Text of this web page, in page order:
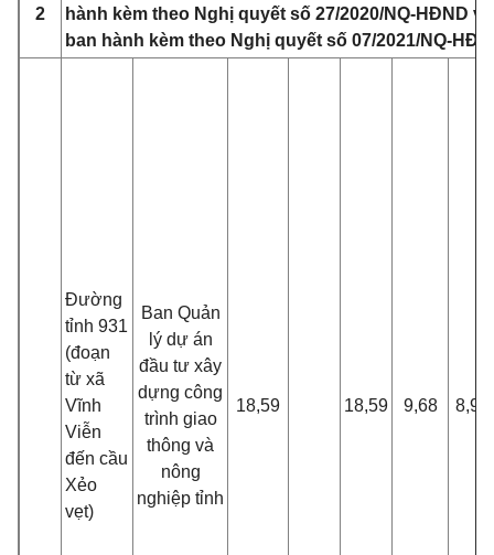
2
hành kèm theo Nghị quyết số 27/2020/NQ-HĐND
ban hành kèm theo Nghị quyết số 07/2021/NQ-
Đường
tỉnh 931
(đoạn
từ xã
Vĩnh
Viễn
đến cầu
Xẻo
vẹt)
Ban Quản
lý dự án
đầu tư xây
dựng công
trình giao
thông và
nông
nghiệp tỉnh
18,59 18,59 9,68 8,91